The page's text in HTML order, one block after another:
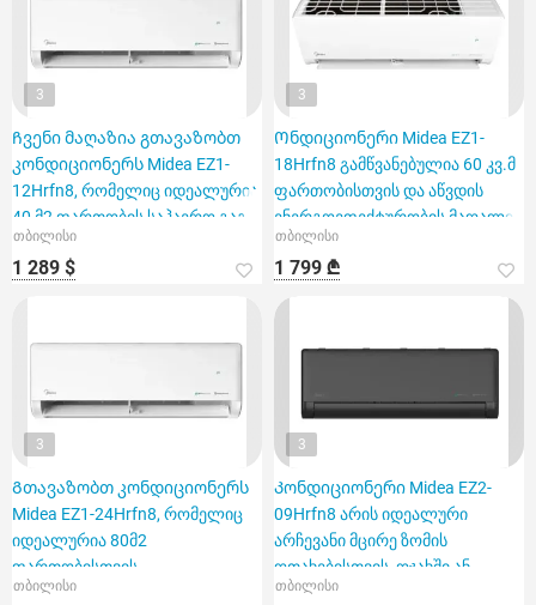
3
Ჩვენი მაღაზია გთავაზობთ
კონდიციონერს Midea EZ1-
12Hrfn8, რომელიც იდეალურია
40 მ2 ფართობის საჰაერო გაგ
თბილისი
1 289 $
3
Ონდიციონერი Midea EZ1-
18Hrfn8 გამწვანებულია 60 კვ.მ
ფართობისთვის და აწვდის
ენერგოეფექტურობის მაღალი
თბილისი
1 799 ₾
3
Გთავაზობთ კონდიციონერს
Midea EZ1-24Hrfn8, რომელიც
იდეალურია 80მ2
ფართობისთვის
თბილისი
3
Კონდიციონერი Midea EZ2-
09Hrfn8 არის იდეალური
არჩევანი მცირე ზომის
ოთახებისთვის, ოჯახში ან
ოფისში
თბილისი